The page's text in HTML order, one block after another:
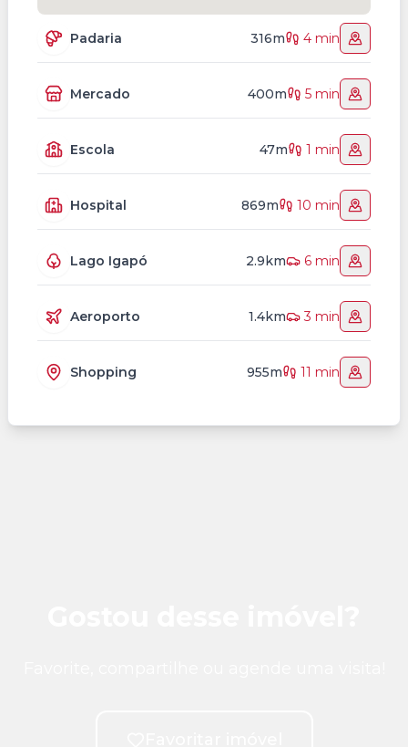
Padaria 316m 4 min
Mercado 400m 5 min
Escola 47m 1 min
Hospital 869m 10 min
Lago Igapó 2.9km 6 min
Aeroporto 1.4km 3 min
Shopping 955m 11 min